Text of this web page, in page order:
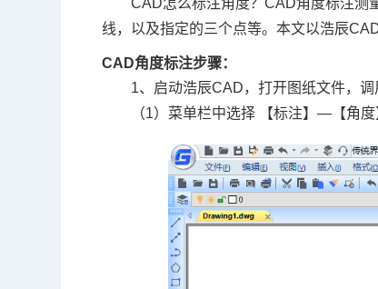
CAD怎么标注角度？CAD角度标注测
线，以及指定的三个点等。本文以浩辰
CAD角度标注步骤：
1、启动浩辰CAD，打开图纸文件，
（1）菜单栏中选择 【标注】—【角度